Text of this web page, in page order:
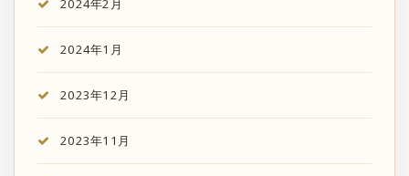
2024年2月
2024年1月
2023年12月
2023年11月